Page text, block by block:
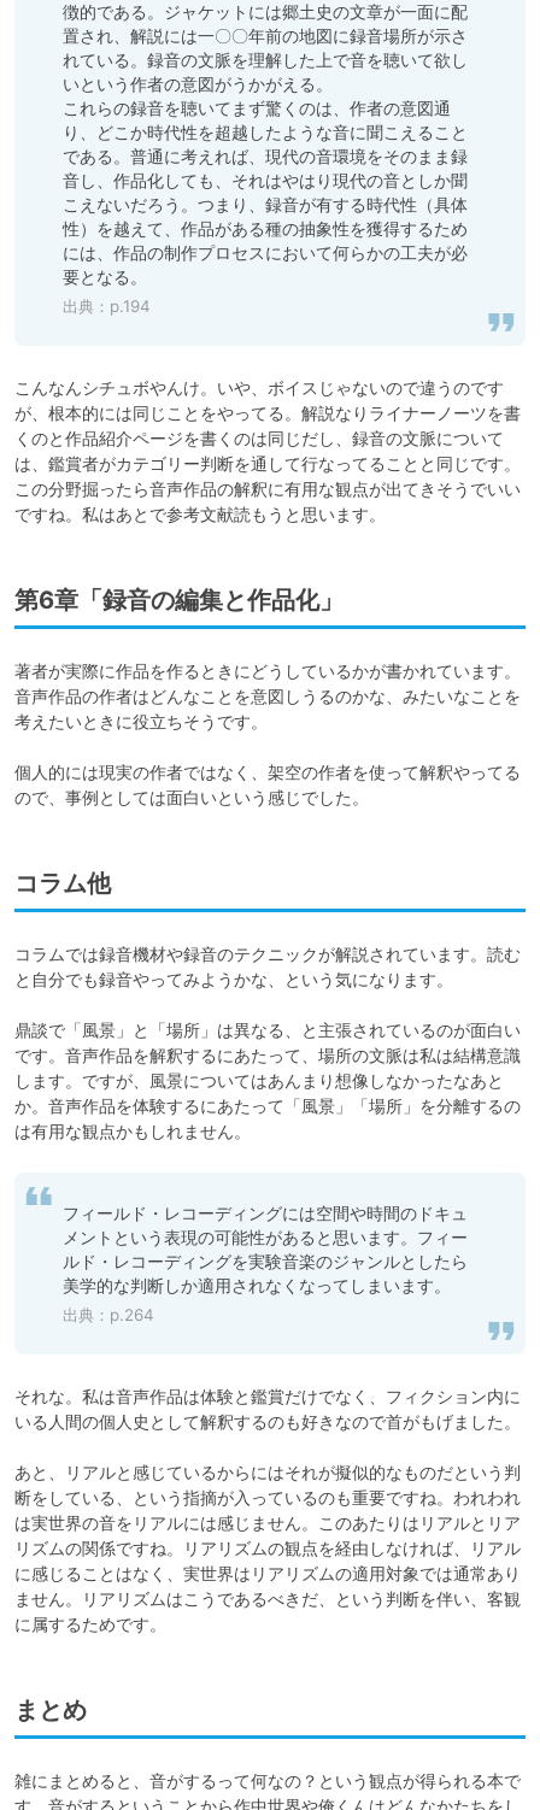
徴的である。ジャケットには郷土史の文章が一面に配
置され、解説には一〇〇年前の地図に録音場所が示さ
れている。録音の文脈を理解した上で音を聴いて欲し
いという作者の意図がうかがえる。
これらの録音を聴いてまず驚くのは、作者の意図通
り、どこか時代性を超越したような音に聞こえること
である。普通に考えれば、現代の音環境をそのまま録
音し、作品化しても、それはやはり現代の音としか聞
こえないだろう。つまり、録音が有する時代性（具体
性）を越えて、作品がある種の抽象性を獲得するため
には、作品の制作プロセスにおいて何らかの工夫が必
要となる。
出典：p.194
こんなんシチュボやんけ。いや、ボイスじゃないので違うのです
が、根本的には同じことをやってる。解説なりライナーノーツを書
くのと作品紹介ページを書くのは同じだし、録音の文脈について
は、鑑賞者がカテゴリー判断を通して行なってることと同じです。
この分野掘ったら音声作品の解釈に有用な観点が出てきそうでいい
ですね。私はあとで参考文献読もうと思います。
第6章「録音の編集と作品化」
著者が実際に作品を作るときにどうしているかが書かれています。
音声作品の作者はどんなことを意図しうるのかな、みたいなことを
考えたいときに役立ちそうです。
個人的には現実の作者ではなく、架空の作者を使って解釈やってる
ので、事例としては面白いという感じでした。
コラム他
コラムでは録音機材や録音のテクニックが解説されています。読む
と自分でも録音やってみようかな、という気になります。
鼎談で「風景」と「場所」は異なる、と主張されているのが面白い
です。音声作品を解釈するにあたって、場所の文脈は私は結構意識
します。ですが、風景についてはあんまり想像しなかったなあと
か。音声作品を体験するにあたって「風景」「場所」を分離するの
は有用な観点かもしれません。
フィールド・レコーディングには空間や時間のドキュ
メントという表現の可能性があると思います。フィー
ルド・レコーディングを実験音楽のジャンルとしたら
美学的な判断しか適用されなくなってしまいます。
出典：p.264
それな。私は音声作品は体験と鑑賞だけでなく、フィクション内に
いる人間の個人史として解釈するのも好きなので首がもげました。
あと、リアルと感じているからにはそれが擬似的なものだという判
断をしている、という指摘が入っているのも重要ですね。われわれ
は実世界の音をリアルには感じません。このあたりはリアルとリア
リズムの関係ですね。リアリズムの観点を経由しなければ、リアル
に感じることはなく、実世界はリアリズムの適用対象では通常あり
ません。リアリズムはこうであるべきだ、という判断を伴い、客観
に属するためです。
まとめ
雑にまとめると、音がするって何なの？という観点が得られる本で
す。音がするということから作中世界や俺くんはどんなかたちをし